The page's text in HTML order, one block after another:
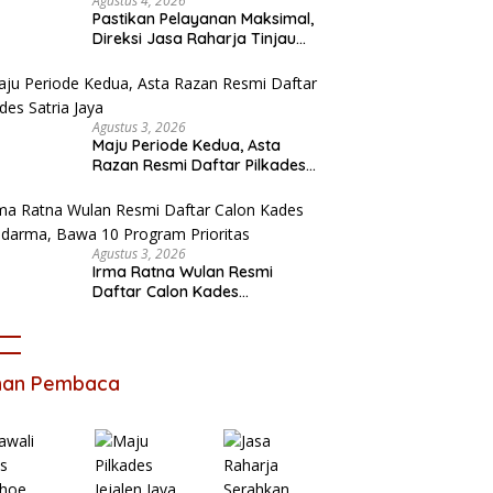
Pastikan Pelayanan Maksimal,
Direksi Jasa Raharja Tinjau
Sentosa II
Agustus 3, 2026
Maju Periode Kedua, Asta
Razan Resmi Daftar Pilkades
Agustus 3, 2026
Irma Ratna Wulan Resmi
Daftar Calon Kades
Pembaca